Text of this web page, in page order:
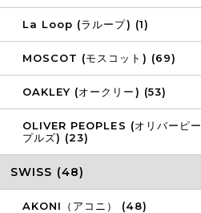
La Loop (ラループ) (1)
MOSCOT (モスコット) (69)
OAKLEY (オークリー) (53)
OLIVER PEOPLES (オリバーピー
プルズ) (23)
SWISS (48)
AKONI（アコニ） (48)